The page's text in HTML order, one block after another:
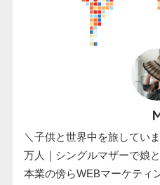
＼子供と世界中を旅してい
万人｜シングルマザーで娘
本業の傍らWEBマーケティ